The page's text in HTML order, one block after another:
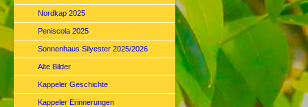
Nordkap 2025
Peniscola 2025
Sonnenhaus Silyester 2025/2026
Alte Bilder
Kappeler Geschichte
Kappeler Erinnerungen